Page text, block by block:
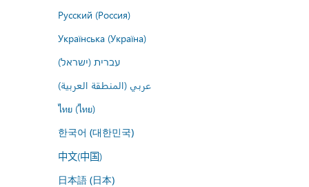
Русский (Россия)
Українська (Україна)
עברית (ישראל)
عربي (المنطقة العربية)
ไทย (ไทย)
한국어 (대한민국)
中文(中国)
日本語 (日本)